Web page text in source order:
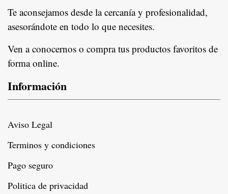
Te aconsejamos desde la cercanía y profesionalidad,
asesorándote en todo lo que necesites.
Ven a conocernos o compra tus productos favoritos de
forma online.
Información
Aviso Legal
Terminos y condiciones
Pago seguro
Politica de privacidad